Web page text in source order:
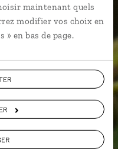
maintenant quels
modifier vos choix en
en bas de page.
conseils à nos
itinéraire au plus
réalité du pays.
depuis nos studios
aussi par email ou